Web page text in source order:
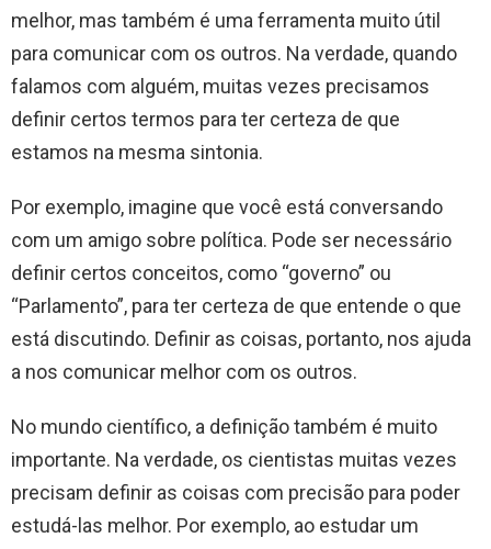
melhor, mas também é uma ferramenta muito útil
para comunicar com os outros. Na verdade, quando
falamos com alguém, muitas vezes precisamos
definir certos termos para ter certeza de que
estamos na mesma sintonia.
Por exemplo, imagine que você está conversando
com um amigo sobre política. Pode ser necessário
definir certos conceitos, como “governo” ou
“Parlamento”, para ter certeza de que entende o que
está discutindo. Definir as coisas, portanto, nos ajuda
a nos comunicar melhor com os outros.
No mundo científico, a definição também é muito
importante. Na verdade, os cientistas muitas vezes
precisam definir as coisas com precisão para poder
estudá-las melhor. Por exemplo, ao estudar um